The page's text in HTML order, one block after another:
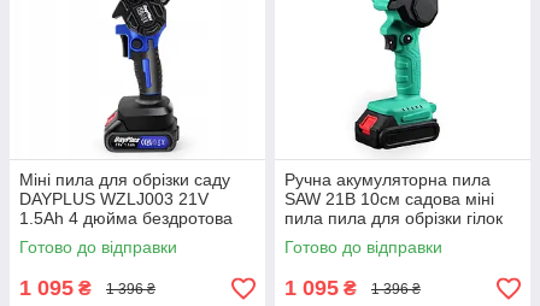
Міні пила для обрізки саду
DAYPLUS WZLJ003 21V
1.5Ah 4 дюйма бездротова
міні пила міні-пилка
акумуляторна
Готово до відправки
1 095 ₴ 1 396 ₴
Ручна акумуляторна пила
SAW 21В 10см садова міні
пила пила для обрізки гілок
Готово до відправки
1 095 ₴ 1 396 ₴